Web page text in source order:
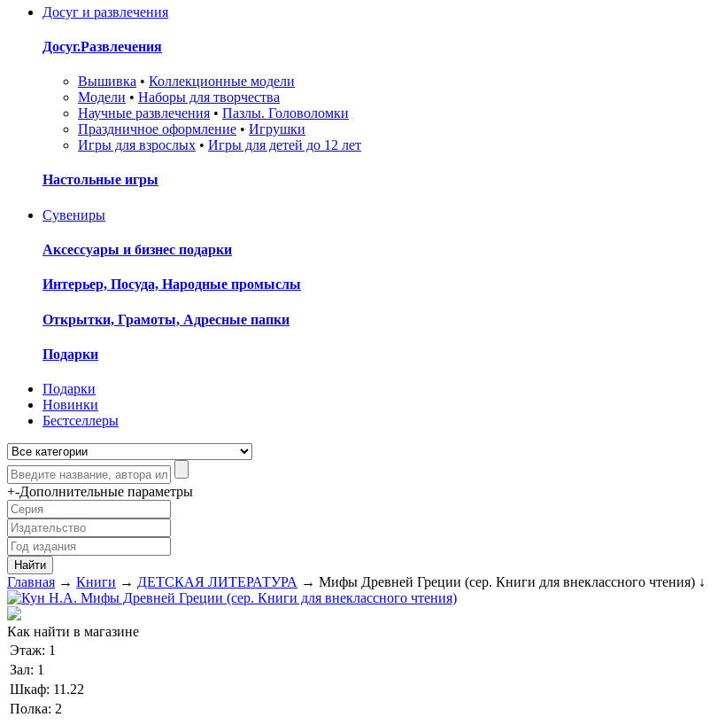
Досуг и развлечения
Досуг.Развлечения
Вышивка • Коллекционные модели
Модели • Наборы для творчества
Научные развлечения • Пазлы. Головоломки
Праздничное оформление • Игрушки
Игры для взрослых • Игры для детей до 12 лет
Настольные игры
Сувениры
Аксессуары и бизнес подарки
Интерьер, Посуда, Народные промыслы
Открытки, Грамоты, Адресные папки
Подарки
Подарки
Новинки
Бестселлеры
+-Дополнительные параметры
Главная → Книги → ДЕТСКАЯ ЛИТЕРАТУРА → Мифы Древней Греции (сер. Книги для внеклассного чтения) ↓
Как найти в магазине
Этаж: 1
Зал: 1
Шкаф: 11.22
Полка: 2